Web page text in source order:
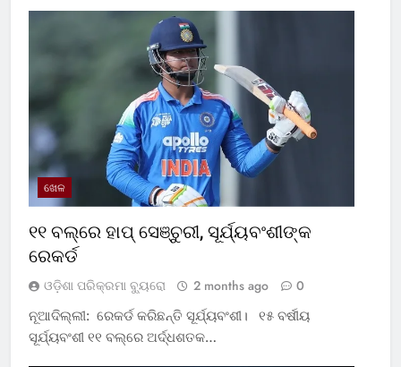
ଖେଳ
୧୧ ବଲ୍‌ରେ ହାପ୍ ସେଞ୍ଚୁରୀ, ସୂର୍ଯ୍ୟବଂଶୀଙ୍କ
ରେକର୍ଡ
ଓଡ଼ିଶା ପରିକ୍ରମା ବ୍ୟୁରୋ 2 months ago 0
ନୂଆଦିଲ୍ଲୀ: ରେକର୍ଡ କରିଛନ୍ତି ସୂର୍ଯ୍ୟବଂଶୀ। ୧୫ ବର୍ଷୀୟ
ସୂର୍ଯ୍ୟବଂଶୀ ୧୧ ବଲ୍‌ରେ ଅର୍ଦ୍ଧଶତକ…